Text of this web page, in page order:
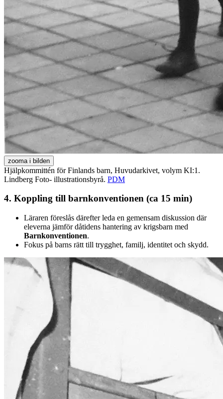
zooma i bilden
Hjälpkommittén för Finlands barn, Huvudarkivet, volym KI:1.
Lindberg Foto- illustrationsbyrå. PDM
4. Koppling till barnkonventionen (ca 15 min)
Läraren föreslås därefter leda en gemensam diskussion där
eleverna jämför dåtidens hantering av krigsbarn med
Barnkonventionen.
Fokus på barns rätt till trygghet, familj, identitet och skydd.